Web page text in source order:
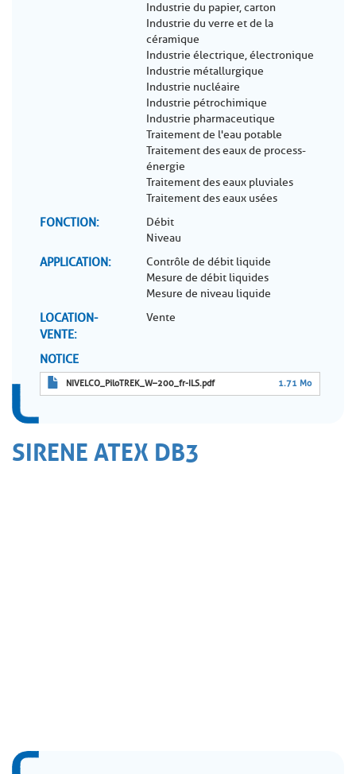
Industrie du papier, carton
Industrie du verre et de la
céramique
Industrie électrique, électronique
Industrie métallurgique
Industrie nucléaire
Industrie pétrochimique
Industrie pharmaceutique
Traitement de l'eau potable
Traitement des eaux de process-
énergie
Traitement des eaux pluviales
Traitement des eaux usées
FONCTION
Débit
Niveau
APPLICATION
Contrôle de débit liquide
Mesure de débit liquides
Mesure de niveau liquide
LOCATION-
VENTE
Vente
NOTICE
NIVELCO_PiloTREK_W–200_fr-ILS.pdf 1.71 Mo
SIRENE ATEX DB3